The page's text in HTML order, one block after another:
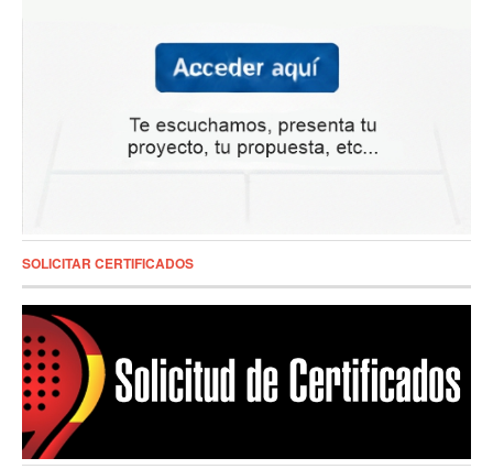
SOLICITAR CERTIFICADOS